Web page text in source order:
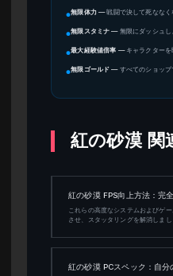
●無限体力—戦闘で決して死ななく
●無限スタミナ — 無限にダッシュし
●最大経験値倍率 — キャラクターを
●無限ゴールド — すべてのショップ
紅の砂漠 関
紅の砂漠 FPS向上方法：完
これらの高度なシステムおよびゲ
させ、スタッタリングを解消しまし
紅の砂漠 PCスペック：自分